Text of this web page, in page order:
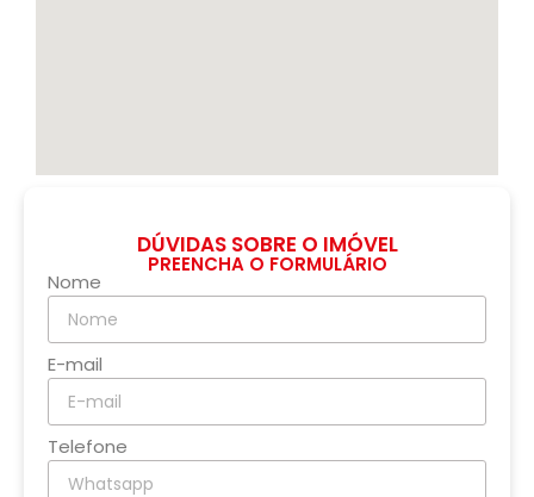
DÚVIDAS SOBRE O IMÓVEL
PREENCHA O FORMULÁRIO
Nome
E-mail
Telefone